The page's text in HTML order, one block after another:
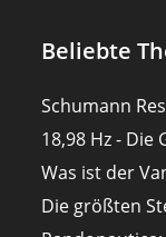
Beliebte
Schumann
18,98 Hz - Die
Was ist der
Die größten